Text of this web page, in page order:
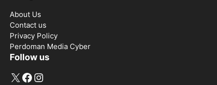
About Us
Contact us
Privacy Policy
Perdoman Media Cyber
Follow us
X Facebook
Instagram